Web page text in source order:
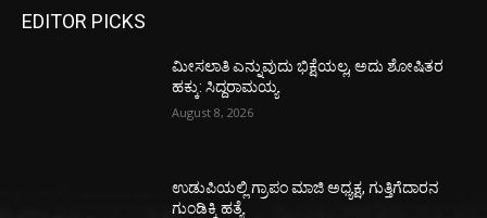
EDITOR PICKS
ಮೀಸಲಾತಿ ಎನ್ನುವುದು ಭಿಕ್ಷೆಯಲ್ಲ, ಅದು ಶೋಷಿತರ
ಹಕ್ಕು: ಸಿದ್ದರಾಮಯ್ಯ
August 8, 2026
ಉಡುಪಿಯಲ್ಲಿ ಗ್ರಾಪಂ ಮಾಜಿ ಅಧ್ಯಕ್ಷ, ಗುತ್ತಿಗೆದಾರನ
ಗುಂಡಿಕ್ಕಿ ಹತ್ಯೆ